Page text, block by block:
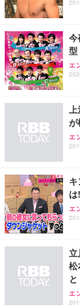
能
務
ッ
ス
【
グ
超
ア
ュ
今
型
エ
上
が
エ
エ
立
松
と
エ